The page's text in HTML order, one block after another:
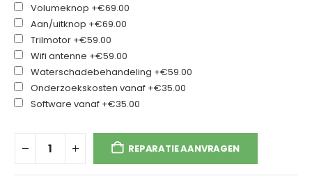
Volumeknop +€69.00
Aan/uitknop +€69.00
Trilmotor +€59.00
Wifi antenne +€59.00
Waterschadebehandeling +€59.00
Onderzoekskosten vanaf +€35.00
Software vanaf +€35.00
REPARATIE AANVRAGEN